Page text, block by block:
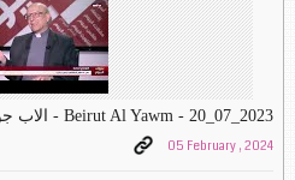
Beirut Al Yawm - 20_07_2023 - الاب جورج حبيقة
05 February , 2024